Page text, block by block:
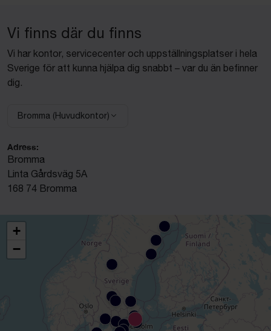
Vi finns där du finns
Vi har kontor, servicecenter och uppställningsplatser i hela
Sverige för att kunna hjälpa dig snabbt – var du än befinner
dig.
Välj anläggning:
Bromma (Huvudkontor)
Adress:
Bromma
Linta Gårdsväg 5A
168 74 Bromma
+
−